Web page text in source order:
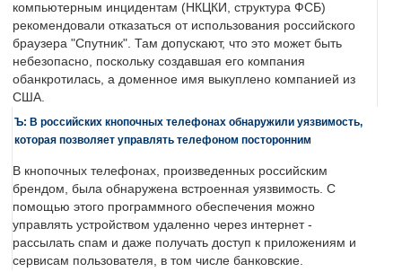
компьютерным инцидентам (НКЦКИ, структура ФСБ)
рекомендовали отказаться от использования российского
браузера "Спутник". Там допускают, что это может быть
небезопасно, поскольку создавшая его компания
обанкротилась, а доменное имя выкуплено компанией из
США.
Ъ: В российских кнопочных телефонах обнаружили уязвимость,
которая позволяет управлять телефоном посторонним
В кнопочных телефонах, произведенных российским
брендом, была обнаружена встроенная уязвимость. С
помощью этого программного обеспечения можно
управлять устройством удаленно через интернет -
рассылать спам и даже получать доступ к приложениям и
сервисам пользователя, в том числе банковские.